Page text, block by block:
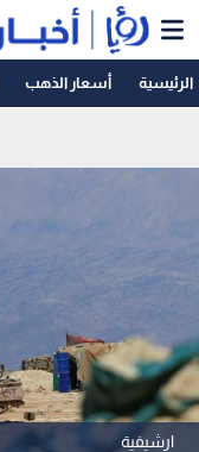
الرئيسية أسعار الذهب
ارشيفية